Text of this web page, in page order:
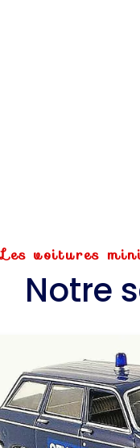
Les voitures
Notre